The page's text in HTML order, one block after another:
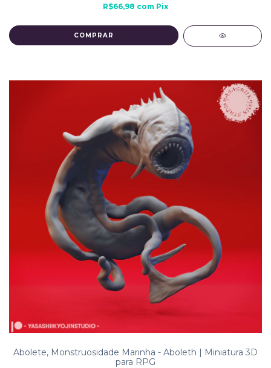
R$66,98 com Pix
COMPRAR
Abolete, Monstruosidade Marinha - Aboleth | Miniatura 3D
para RPG